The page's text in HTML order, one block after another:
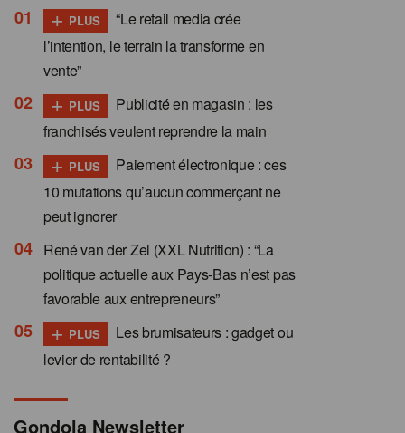
+ PLUS
“Le retail media crée
l’intention, le terrain la transforme en
vente”
+ PLUS
Publicité en magasin : les
franchisés veulent reprendre la main
+ PLUS
Paiement électronique : ces
10 mutations qu’aucun commerçant ne
peut ignorer
René van der Zel (XXL Nutrition) : “La
politique actuelle aux Pays-Bas n’est pas
favorable aux entrepreneurs”
+ PLUS
Les brumisateurs : gadget ou
levier de rentabilité ?
Gondola Newsletter